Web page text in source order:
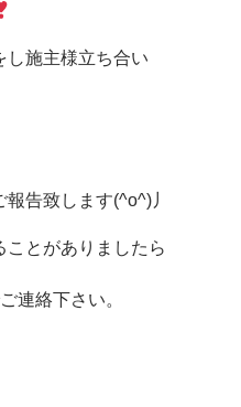
し施主様立ち合い
告致します(^o^)丿
とがありましたら
連絡下さい。